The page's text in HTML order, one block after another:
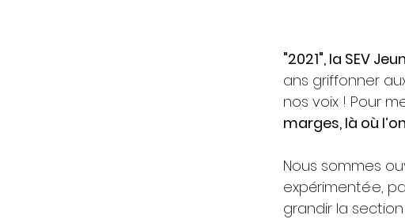
"2021", la SEV
ans griffonner
nos voix ! Pour
marges, là où
Nous sommes
expérimenté·e,
grandir la section